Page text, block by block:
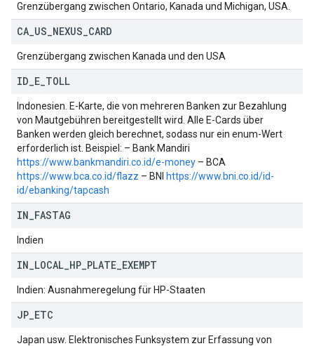
Grenzübergang zwischen Ontario, Kanada und Michigan, USA.
CA US NEXUS CARD
Grenzübergang zwischen Kanada und den USA
ID E TOLL
Indonesien. E-Karte, die von mehreren Banken zur Bezahlung
von Mautgebühren bereitgestellt wird. Alle E-Cards über
Banken werden gleich berechnet, sodass nur ein enum-Wert
erforderlich ist. Beispiel: – Bank Mandiri
https://www.bankmandiri.co.id/e-money – BCA
https://www.bca.co.id/flazz – BNI
https://www.bni.co.id/id-
id/ebanking/tapcash
IN FASTAG
Indien
IN LOCAL HP PLATE EXEMPT
Indien: Ausnahmeregelung für HP-Staaten
JP ETC
Japan usw. Elektronisches Funksystem zur Erfassung von